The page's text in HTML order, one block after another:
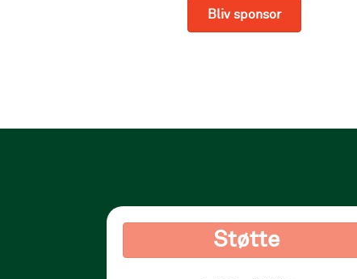
Bliv sponsor
Støtte